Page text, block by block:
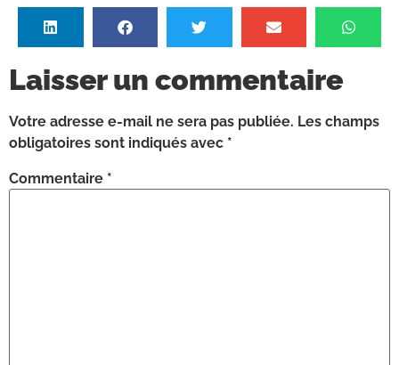
Laisser un commentaire
Votre adresse e-mail ne sera pas publiée. Les champs
obligatoires sont indiqués avec *
Commentaire *